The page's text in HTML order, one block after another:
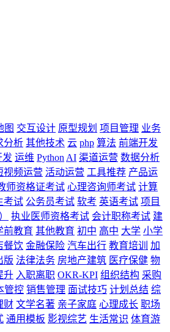
图 交互设计 原型规划 项目管理 业务
分析 其他技术 云 php 算法 前端开发
发 运维 Python AI 渠道运营 数据分析
视频运营 活动运营 工具推荐 产品运
师资格证考试 心理咨询师考试 计算
考试 公务员考试 软考 英语考试 项目
执业医师资格考试 会计职称考试 建
前教育 其他教育 初中 高中 大学 小学
餐饮 金融保险 汽车出行 教育培训
加
版 法律法务 房地产建筑 医疗保健 物
升 入职离职 OKR-KPI 组织结构 采购
管控 销售管理 面试技巧 计划总结 综
财 文学名著 亲子家庭 心理成长 职场
通用模板 影视综艺 生活常识 体育游